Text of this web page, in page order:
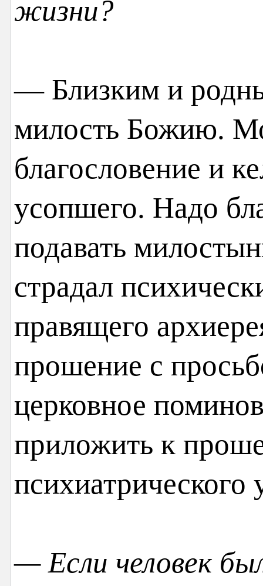
жизни?
— Близким и
милость Божию.
благословение и
усопшего. Надо
подавать
страдал
правящего
прошение с
церковное
приложить к
психиатрического
— Если человек